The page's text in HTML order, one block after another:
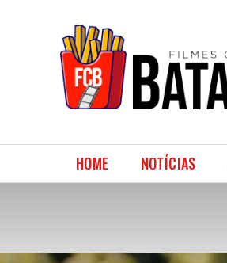
HOME NOTÍCIAS